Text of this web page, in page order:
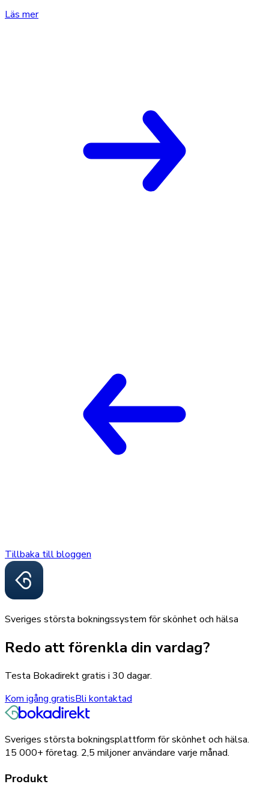
Läs mer
Tillbaka till bloggen
Sveriges största bokningssystem för skönhet och hälsa
Redo att förenkla din vardag?
Testa Bokadirekt gratis i 30 dagar.
Kom igång gratisBli kontaktad
Sveriges största bokningsplattform för skönhet och hälsa.
15 000+ företag. 2,5 miljoneranvändare varje månad.
Produkt